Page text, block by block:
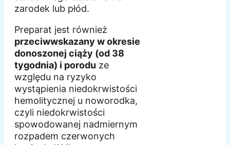
zarodek lub płód.
Preparat jest również
przeciwwskazany w okresie
donoszonej ciąży (od 38
tygodnia) i porodu ze
względu na ryzyko
wystąpienia niedokrwistości
hemolitycznej u noworodka,
czyli niedokrwistości
spowodowanej nadmiernym
rozpadem czerwonych